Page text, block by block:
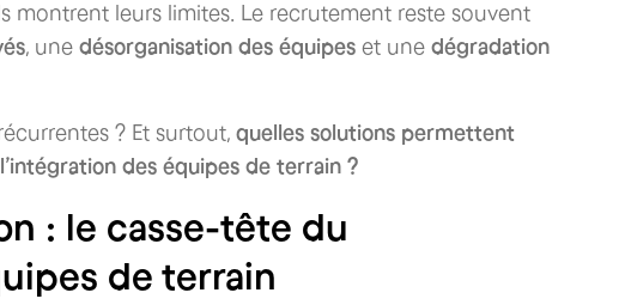
montrent leurs limites. Le recrutement reste souvent
, une désorganisation des équipes et une dégradation
? Et surtout, quelles solutions permettent
des équipes de terrain ?
: le casse-tête du
de terrain